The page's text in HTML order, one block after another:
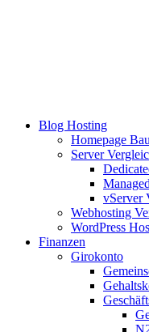
Blog Hosting
Homepage
Server
vServer
Webhosting
WordPress
Finanzen
Girokonto